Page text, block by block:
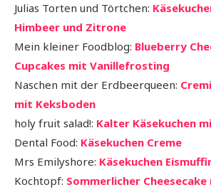
Julias Torten und Törtchen:
Himbeer und Zitrone
Mein kleiner Foodblog: Blueberry
Cupcakes mit Vanillefrosting
Naschen mit der Erdbeerqueen:
mit Keksboden
holy fruit salad!: Kalter Käsekuchen
Dental Food: Käsekuchen Creme
Mrs Emilyshore: Käsekuchen
Kochtopf: Sommerlicher